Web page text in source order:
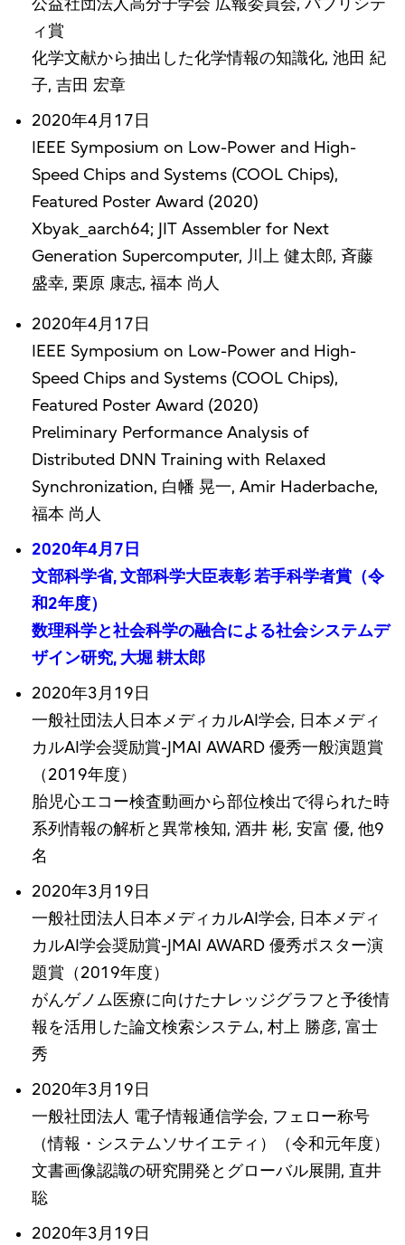
公益社団法人高分子学会 広報委員会, パブリシテ
ィ賞
化学文献から抽出した化学情報の知識化, 池田 紀
子, 吉田 宏章
2020年4月17日
IEEE Symposium on Low-Power and High-
Speed Chips and Systems (COOL Chips),
Featured Poster Award (2020)
Xbyak_aarch64; JIT Assembler for Next
Generation Supercomputer, 川上 健太郎, 斉藤
盛幸, 栗原 康志, 福本 尚人
2020年4月17日
IEEE Symposium on Low-Power and High-
Speed Chips and Systems (COOL Chips),
Featured Poster Award (2020)
Preliminary Performance Analysis of
Distributed DNN Training with Relaxed
Synchronization, 白幡 晃一, Amir Haderbache,
福本 尚人
2020年4月7日
文部科学省, 文部科学大臣表彰 若手科学者賞（令
和2年度）
数理科学と社会科学の融合による社会システムデ
ザイン研究, 大堀 耕太郎
2020年3月19日
一般社団法人日本メディカルAI学会, 日本メディ
カルAI学会奨励賞-JMAI AWARD 優秀一般演題賞
（2019年度）
胎児心エコー検査動画から部位検出で得られた時
系列情報の解析と異常検知, 酒井 彬, 安富 優, 他9
名
2020年3月19日
一般社団法人日本メディカルAI学会, 日本メディ
カルAI学会奨励賞-JMAI AWARD 優秀ポスター演
題賞（2019年度）
がんゲノム医療に向けたナレッジグラフと予後情
報を活用した論文検索システム, 村上 勝彦, 富士
秀
2020年3月19日
一般社団法人 電子情報通信学会, フェロー称号
（情報・システムソサイエティ）（令和元年度）
文書画像認識の研究開発とグローバル展開, 直井
聡
2020年3月19日